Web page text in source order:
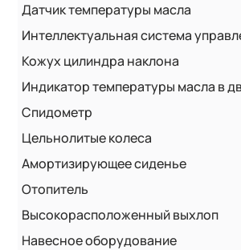
Датчик температуры масла
Интеллектуальная система
Кожух цилиндра наклона
Индикатор температуры масла в
Спидометр
Цельнолитые колеса
Амортизирующее сиденье
Отопитель
Высокорасположенный выхлоп
Навесное оборудование